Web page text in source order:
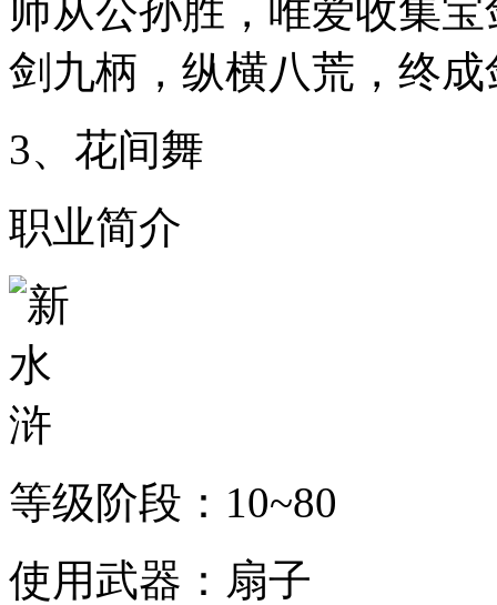
师从公孙胜，唯爱收集
剑九柄，纵横八荒，终
3、花间舞
职业简介
等级阶段：10~80
使用武器：扇子